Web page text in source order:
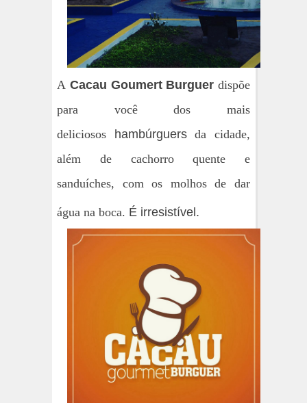
A Cacau Goumert Burguer dispõe
para você dos mais
deliciosos
hambúrguersda cidade,
além de cachorro quente e
sanduíches, com os molhos de dar
água na boca. É irresistível.